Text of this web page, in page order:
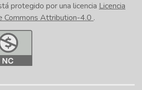
protegido por una licencia Licencia
Commons Attribution-4.0 .